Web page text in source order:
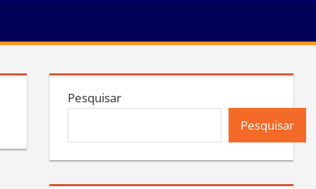
Pesquisar
Pesquisar